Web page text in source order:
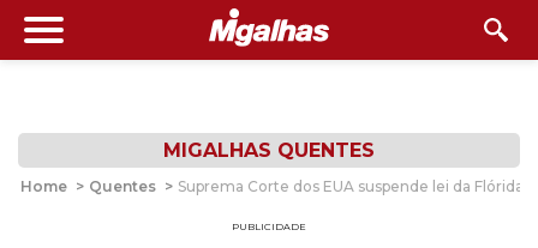
MIGALHAS QUENTES
Home > Quentes > Suprema Corte dos EUA suspende lei da Flórida
PUBLICIDADE